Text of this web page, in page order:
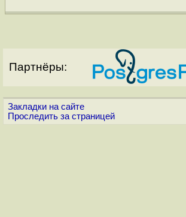
Партнёры:
Закладки на сайте
Проследить за страницей